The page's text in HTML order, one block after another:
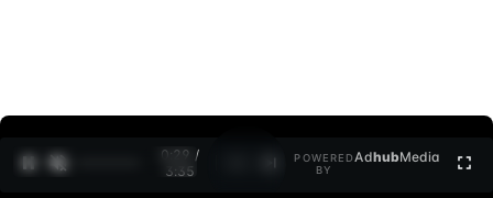
0:30 /
3:35
POWERED
BY
AdhubMedia